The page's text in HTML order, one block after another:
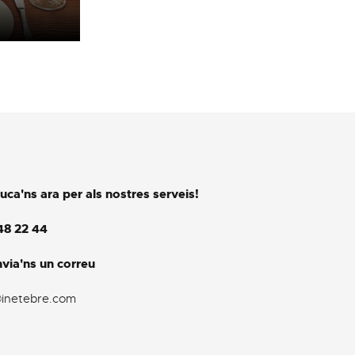
ara per als nostres serveis!
22 44
un correu